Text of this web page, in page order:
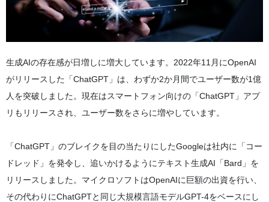
生成AIの存在感が日増しに増大しています。2022年11月にOpenAI
がリリースした「ChatGPT」は、わずか2か月間でユーザー数が1億
人を突破しました。現在はスマートフォン向けの「ChatGPT」アプ
リもリリースされ、ユーザー数をさらに増やしています。
「ChatGPT」のブレイクを目の当たりにしたGoogleは社内に「コー
ドレッド」を発令し、追いかけるようにテキスト生成AI「Bard」を
リリースしました。マイクロソフトはOpenAIに巨額の出資を行い、
その代わりにChatGPTと同じ大規模言語モデルGPT-4をベースにし